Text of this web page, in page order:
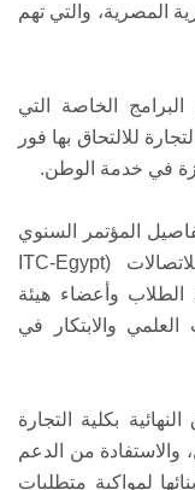
المصرية، والتي تهم
الخاصة التي
للالتحاق بها فور
في خدمة الوطن.
المؤتمر السنوي
للأكاديمية؛ المؤتمر الدولي السادس للاتصالات (ITC-Egypt
الطلاب وأعضاء هيئة
العلمي والابتكار في
بكلية التجارة
من الدعم
لمواكبة متطلبات